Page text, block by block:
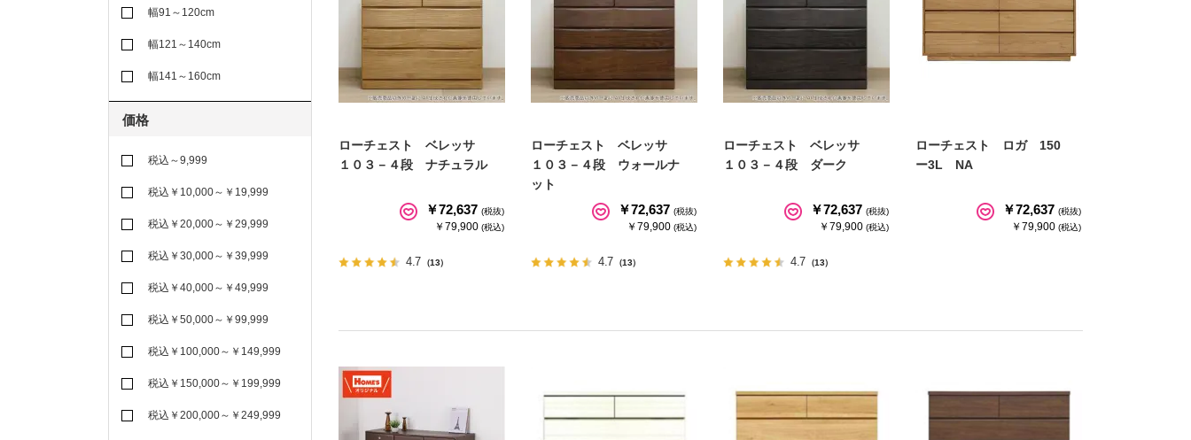
ローチェスト ベレッサ
１０３－４段 ナチュラル
￥72,637 (税抜)
￥79,900 (税込)
4.7 （13）
ローチェスト ベレッサ
１０３－４段 ウォールナ
ット
￥72,637 (税抜)
￥79,900 (税込)
4.7 （13）
ローチェスト ベレッサ
１０３－４段 ダーク
￥72,637 (税抜)
￥79,900 (税込)
4.7 （13）
ローチェスト ロガ 150
ー3L NA
￥72,637 (税抜)
￥79,900 (税込)
幅91～120cm
幅121～140cm
幅141～160cm
価格
税込～9,999
税込￥10,000～￥19,999
税込￥20,000～￥29,999
税込￥30,000～￥39,999
税込￥40,000～￥49,999
税込￥50,000～￥99,999
税込￥100,000～￥149,999
税込￥150,000～￥199,999
税込￥200,000～￥249,999